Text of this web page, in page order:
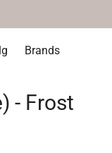
Brands
- Frost